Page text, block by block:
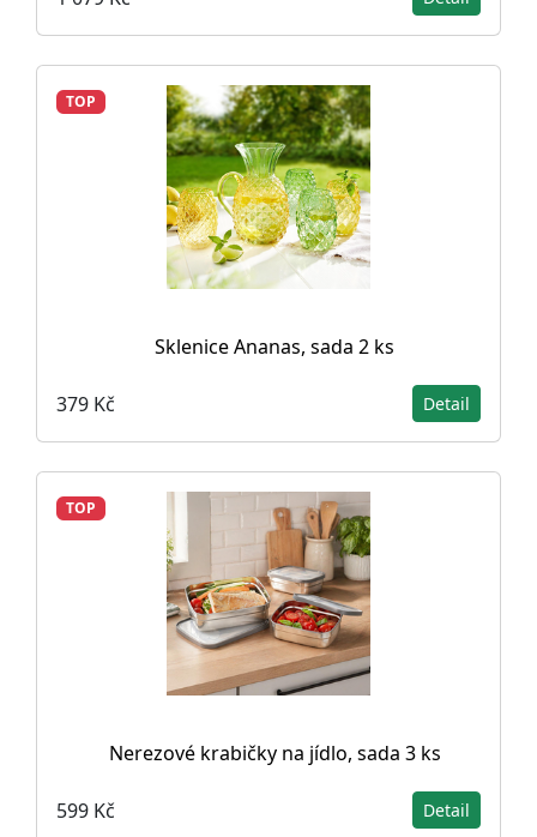
TOP
Sklenice Ananas, sada 2 ks
379 Kč Detail
TOP
Nerezové krabičky na jídlo, sada 3 ks
599 Kč Detail